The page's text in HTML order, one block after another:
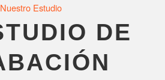
Nuestro Estudio
DE